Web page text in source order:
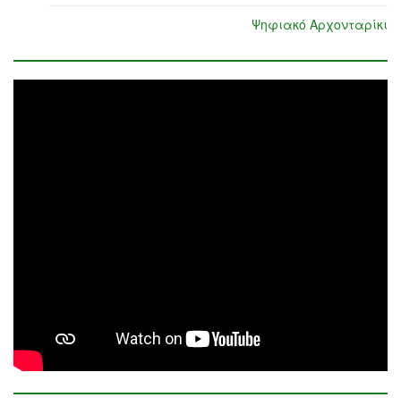
Ψηφιακό Αρχονταρίκι